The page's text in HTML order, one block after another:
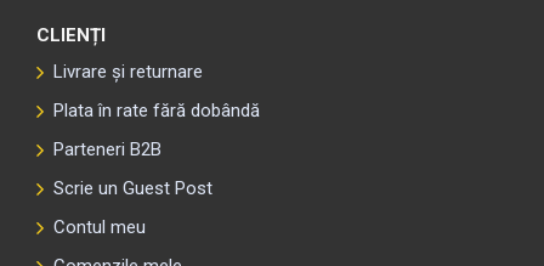
CLIENȚI
Livrare și returnare
Plata în rate fără dobândă
Parteneri B2B
Scrie un Guest Post
Contul meu